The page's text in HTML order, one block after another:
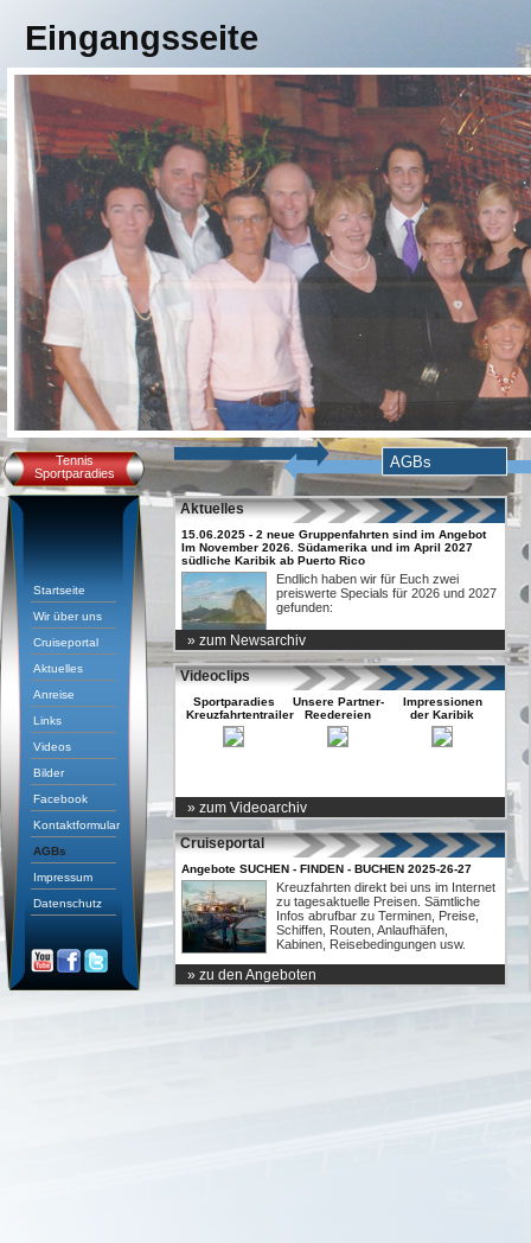
Eingangsseite
Tennis
Sportparadies
Startseite
Wir über uns
Cruiseportal
Aktuelles
Anreise
Links
Videos
Bilder
Facebook
Kontaktformular
AGBs
Impressum
Datenschutz
AGBs
Aktuelles
15.06.2025 - 2 neue Gruppenfahrten sind im Angebot
Im November 2026. Südamerika und im April 2027
südliche Karibik ab Puerto Rico
Endlich haben wir für Euch zwei
preiswerte Specials für 2026 und 2027
gefunden:
» zum Newsarchiv
Videoclips
Sportparadies
Kreuzfahrtentrailer
Unsere Partner-
Reedereien
Impressionen
der Karibik
Entertainement
der QUANTUM
» zum Videoarchiv
Cruiseportal
Angebote SUCHEN - FINDEN - BUCHEN 2025-26-27
Kreuzfahrten direkt bei uns im Internet
zu tagesaktuelle Preisen. Sämtliche
Infos abrufbar zu Terminen, Preise,
Schiffen, Routen, Anlaufhäfen,
Kabinen, Reisebedingungen usw.
» zu den Angeboten